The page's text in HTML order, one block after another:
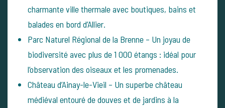
charmante ville thermale avec boutiques, bains et
balades en bord d’Allier.
Parc Naturel Régional de la Brenne – Un joyau de
biodiversité avec plus de 1 000 étangs : idéal pour
l’observation des oiseaux et les promenades.
Château d’Ainay-le-Vieil – Un superbe château
médiéval entouré de douves et de jardins à la